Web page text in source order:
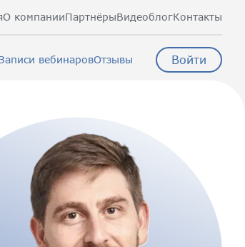
О компанииПартнёрыВидеоблогКонтакты
вебинаровОтзывы Войти